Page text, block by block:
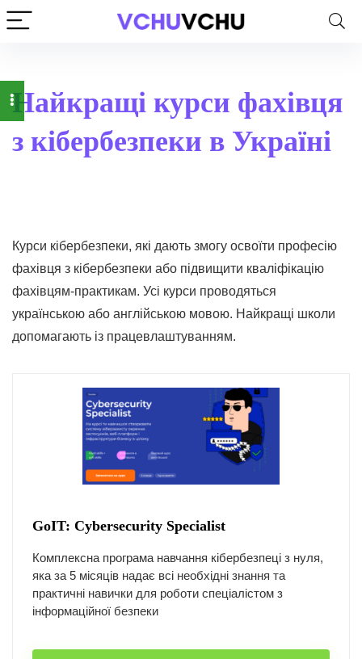
Найкращі курси фахівця
з кібербезпеки в Україні
Курси кібербезпеки, які дають змогу освоїти професію
фахівця з кібербезпеки або підвищити кваліфікацію
фахівцям-практикам. Усі курси проводяться
українською або англійською мовою. Найкращі школи
допомагають із працевлаштуванням.
GoIT: Cybersecurity Specialist
Комплексна програма навчання кібербезпеці з нуля,
яка за 5 місяців надає всі необхідні знання та
практичні навички для роботи спеціалістом з
інформаційної безпеки